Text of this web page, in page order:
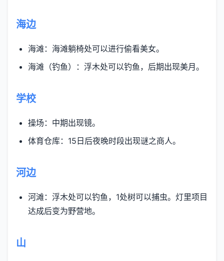
海边
海滩：海滩躺椅处可以进行偷看美女。
海滩（钓鱼）：浮木处可以钓鱼，后期出现美月。
学校
操场：中期出现镜。
体育仓库：15日后夜晚时段出现谜之商人。
河边
河滩：浮木处可以钓鱼，1处树可以捕虫。灯里项目
达成后变为野营地。
山